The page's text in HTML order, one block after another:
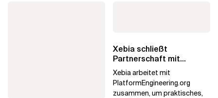
Xebia schließt
Partnerschaft mit
PlatformEngineering.org
Xebia arbeitet mit
PlatformEngineering.org
zusammen, um praktisches,